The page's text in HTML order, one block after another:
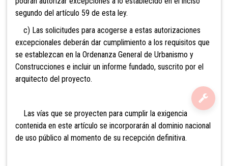
segundo del artículo 59 de esta ley.
c) Las solicitudes para acogerse a estas autorizaciones
excepcionales deberán dar cumplimiento a los requisitos que
se establezcan en la Ordenanza General de Urbanismo y
Construcciones e incluir un informe fundado, suscrito por el
arquitecto del proyecto.
Las vías que se proyecten para cumplir la exigencia
contenida en este artículo se incorporarán al dominio nacional
de uso público al momento de su recepción definitiva.